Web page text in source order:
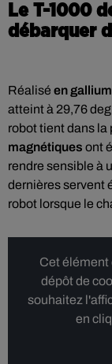
Le T-1000
débarquer
Réalisé en gallium
atteint à 29,76
robot tient dans la
magnétiques ont
rendre sensible à
dernières servent
robot lorsque le
Cet élément
dépôt de
souhaitez
en